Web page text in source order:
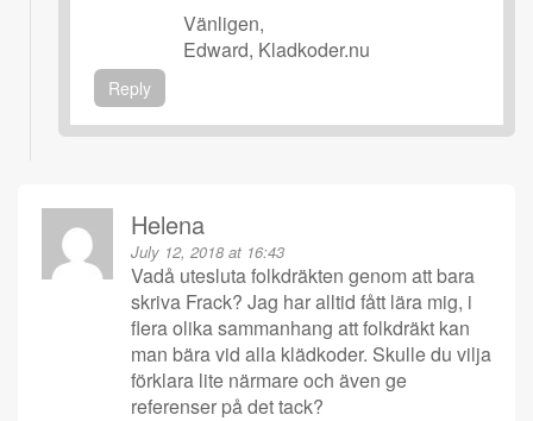
Vänligen,
Edward, Kladkoder.nu
Reply
Helena
July 12, 2018 at 16:43
Vadå utesluta folkdräkten genom att bara
skriva Frack? Jag har alltid fått lära mig, i
flera olika sammanhang att folkdräkt kan
man bära vid alla klädkoder. Skulle du vilja
förklara lite närmare och även ge
referenser på det tack?